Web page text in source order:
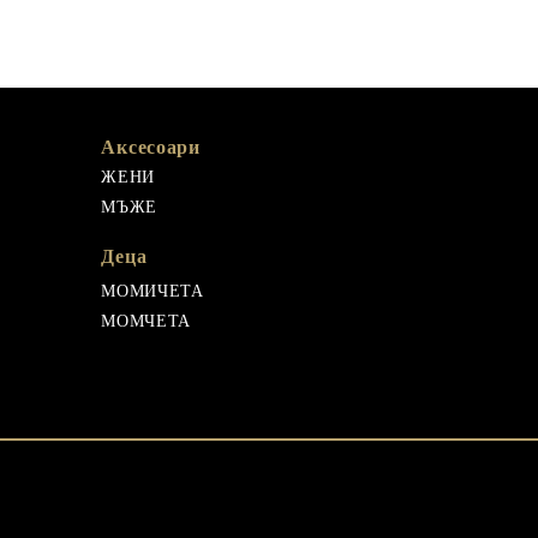
Аксесоари
ЖЕНИ
МЪЖЕ
Деца
МОМИЧЕТА
МОМЧЕТА